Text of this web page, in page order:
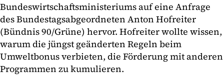
Bundeswirtschaftsministeriums auf eine Anfrage
des Bundestagsabgeordneten Anton Hofreiter
(Bündnis 90/Grüne) hervor. Hofreiter wollte wissen,
warum die jüngst geänderten Regeln beim
Umweltbonus verbieten, die Förderung mit anderen
Programmen zu kumulieren.